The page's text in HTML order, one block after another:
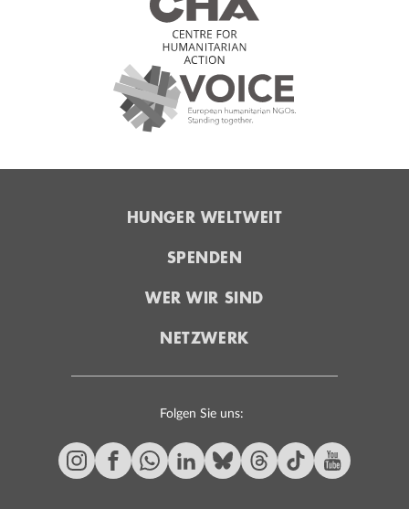
HUNGER WELTWEIT
SPENDEN
WER WIR SIND
NETZWERK
Folgen Sie uns: